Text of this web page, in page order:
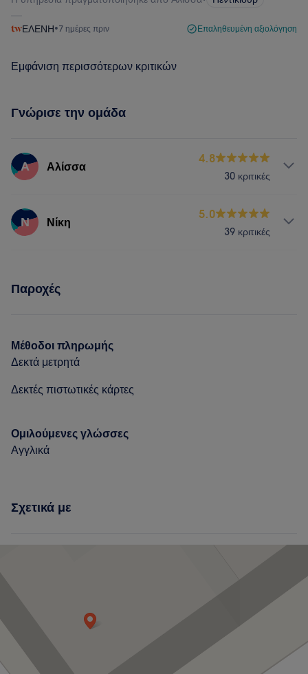
ΕΛΕΝΗ•7 ημέρες πριν Επαληθευμένη αξιολόγηση
Εμφάνιση περισσότερων κριτικών
Γνώρισε την ομάδα
Α Αλίσσα
4.8
30 κριτικές
Υπηρεσίες
Ν Νίκη
5.0
39 κριτικές
Νύχια
Παροχές
Μέθοδοι πληρωμής
Δεκτά μετρητά
Δεκτές πιστωτικές κάρτες
Ομιλούμενες γλώσσες
Αγγλικά
Σχετικά με